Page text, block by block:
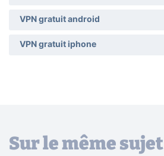
VPN gratuit android
VPN gratuit iphone
Sur le même sujet